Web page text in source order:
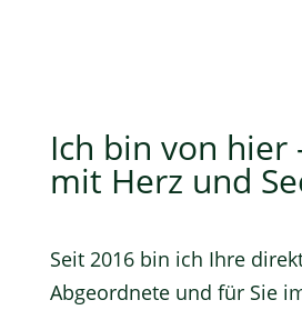
Ich bin von hier
mit Herz und
Seit 2016 bin ich Ihre
Abgeordnete und für Sie